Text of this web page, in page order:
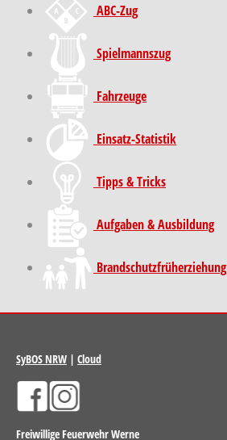
ABC-Zug
Spielmannszug
Fahrzeuge
Einsatz-Statistik
Tipps & Tricks
Aufgaben & Ausbildung
Brand­schutz­früh­erziehung
SyBOS NRW | Cloud
Freiwillige Feuerwehr Werne